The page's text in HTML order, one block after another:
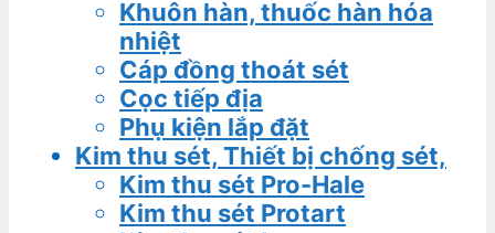
Khuôn hàn, thuốc hàn hóa
nhiệt
Cáp đồng thoát sét
Cọc tiếp địa
Phụ kiện lắp đặt
Kim thu sét, Thiết bị chống sét,
Kim thu sét Pro-Hale
Kim thu sét Protart